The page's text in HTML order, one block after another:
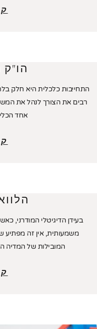
הו"ק
התחייבות כלכלית היא חלק
רבים את הצורך לנהל את
אחד
בעידן הדיגיטלי המודרני,
משמעותית, אין זה מפתיע
המובילות של המדיה